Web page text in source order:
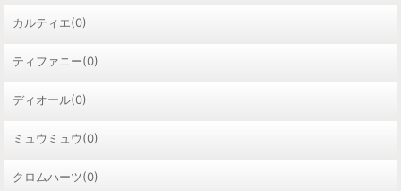
カルティエ(0)
ティファニー(0)
ディオール(0)
ミュウミュウ(0)
クロムハーツ(0)